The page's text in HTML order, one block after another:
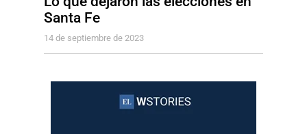
Santa Fe
14 de septiembre de 2023